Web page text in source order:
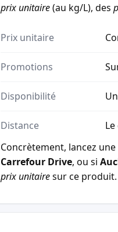
prix unitaire(au kg/L), des
Prix unitaire
Promotions
Disponibilité
Distance
Concrètement, lancez une
Carrefour Drive, ou si
prix unitairesur ce produit.